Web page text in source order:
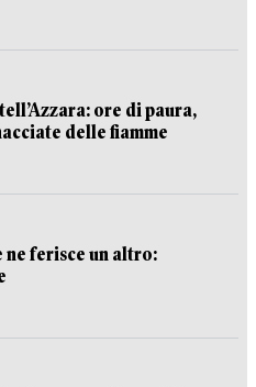
ore di paura,
delle fiamme
ne ferisce un altro: